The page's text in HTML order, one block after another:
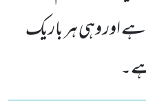
اور وہی ہر باریک